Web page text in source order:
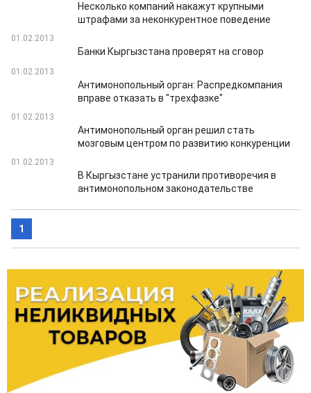
Несколько компаний накажут крупными
штрафами за неконкурентное поведение
01.02.2013
Банки Кыргызстана проверят на сговор
01.02.2013
Антимонопольный орган: Распредкомпания
вправе отказать в "трехфазке"
01.02.2013
Антимонопольный орган решил стать
мозговым центром по развитию конкуренции
01.02.2013
В Кыргызстане устранили противоречия в
антимонопольном законодательстве
1